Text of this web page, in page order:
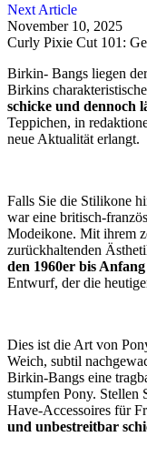
Next Article
November 10, 2025
Curly Pixie Cut 101:
Birkin- Bangs liegen
Birkins
schicke und dennoch
Teppichen, in
neue Aktualität erlangt.
Falls Sie die Stilikone
war eine britisch-
Modeikone. Mit ihrem
zurückhaltenden
den 1960er bis
Entwurf, der die
Dies ist die Art von
Weich, subtil
Birkin-Bangs eine
stumpfen Pony. Stellen
Have-Accessoires für
und unbestreitbar